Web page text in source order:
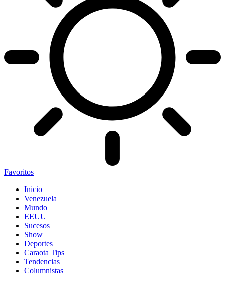
Favoritos
Inicio
Venezuela
Mundo
EEUU
Sucesos
Show
Deportes
Caraota Tips
Tendencias
Columnistas